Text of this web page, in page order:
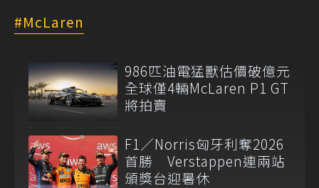
McLaren
986匹油電猛獸估價破億元
全球僅4輛McLaren P1 GT
將拍賣
F1／Norris匈牙利奪2026
首勝 Verstappen連兩站
頒獎台迎暑休